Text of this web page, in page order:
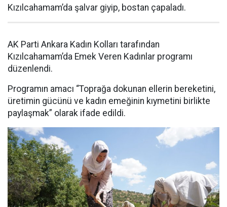
Kızılcahamam’da şalvar giyip, bostan çapaladı.
AK Parti Ankara Kadın Kolları tarafından
Kızılcahamam’da Emek Veren Kadınlar programı
düzenlendi.
Programın amacı “Toprağa dokunan ellerin bereketini,
üretimin gücünü ve kadın emeğinin kıymetini birlikte
paylaşmak” olarak ifade edildi.